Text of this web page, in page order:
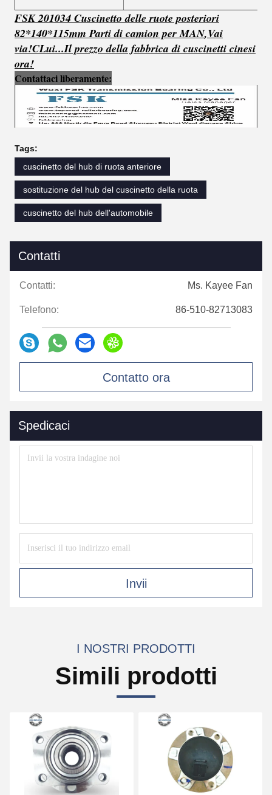
FSK 201034 Cuscinetto delle ruote posteriori
82*140*115mm Parti di camion per MAN,Vai
via!CLui...Il prezzo della fabbrica di cuscinetti cinesi
ora!
Contattaci liberamente:
Tags:
cuscinetto del hub di ruota anteriore
sostituzione del hub del cuscinetto della ruota
cuscinetto del hub dell'automobile
Contatti
Contatti: Ms. Kayee Fan
Telefono: 86-510-82713083
Contatto ora
Spedicaci
Invii
I NOSTRI PRODOTTI
Simili prodotti